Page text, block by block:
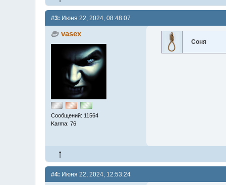
#3: Июня 22, 2024, 08:48:07
vasex
Сообщений: 11564
Karma: 76
Соня
#4: Июня 22, 2024, 12:53:24